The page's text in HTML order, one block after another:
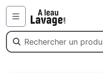
Menu